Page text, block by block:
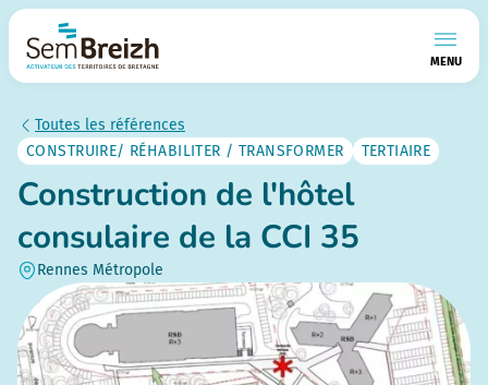
MENU
Toutes les références
CONSTRUIRE/ RÉHABILITER / TRANSFORMER
TERTIAIRE
Construction de l'hôtel
consulaire de la CCI 35
Rennes Métropole